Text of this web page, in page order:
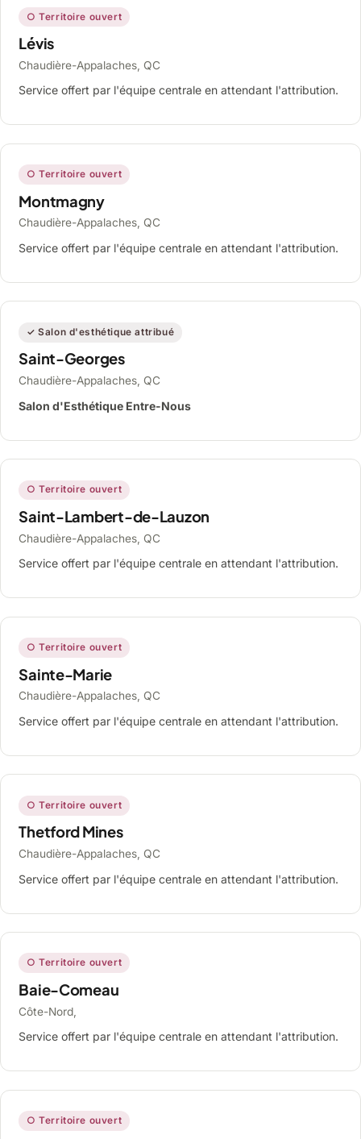
○ Territoire ouvert
Lévis
Chaudière-Appalaches, QC
Service offert par l'équipe centrale en attendant l'attribution.
○ Territoire ouvert
Montmagny
Chaudière-Appalaches, QC
Service offert par l'équipe centrale en attendant l'attribution.
✓ Salon d'esthétique attribué
Saint-Georges
Chaudière-Appalaches, QC
Salon d'Esthétique Entre-Nous
○ Territoire ouvert
Saint-Lambert-de-Lauzon
Chaudière-Appalaches, QC
Service offert par l'équipe centrale en attendant l'attribution.
○ Territoire ouvert
Sainte-Marie
Chaudière-Appalaches, QC
Service offert par l'équipe centrale en attendant l'attribution.
○ Territoire ouvert
Thetford Mines
Chaudière-Appalaches, QC
Service offert par l'équipe centrale en attendant l'attribution.
○ Territoire ouvert
Baie-Comeau
Côte-Nord,
Service offert par l'équipe centrale en attendant l'attribution.
○ Territoire ouvert